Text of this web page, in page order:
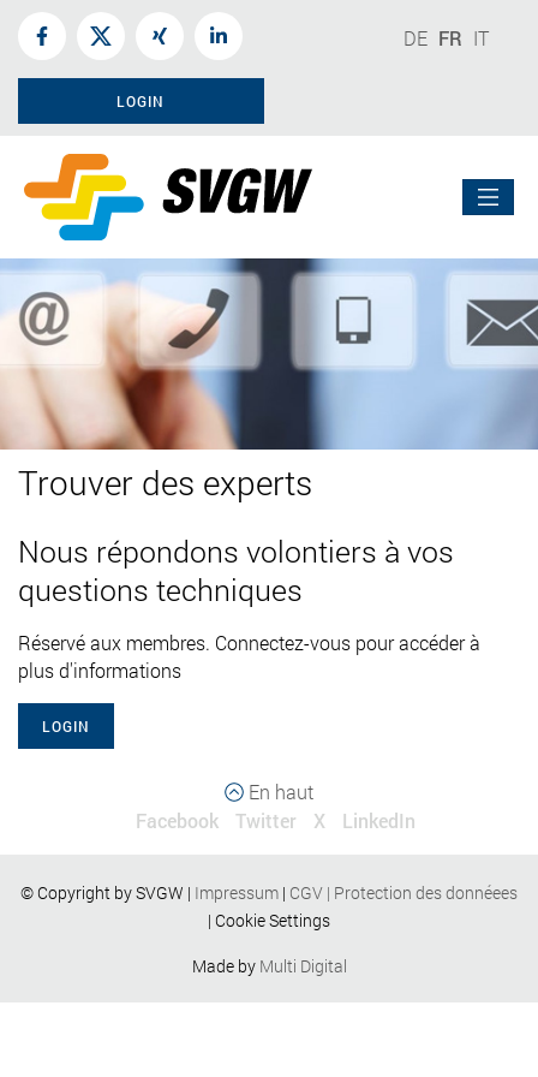
DE FR IT
LOGIN
Trouver des experts
Nous répondons volontiers à vos
questions techniques
Réservé aux membres. Connectez-vous pour accéder à
plus d'informations
LOGIN
En haut
Facebook
Twitter X LinkedIn
© Copyright by SVGW | Impressum | CGV | Protection des donnéees
| Cookie Settings
Made by Multi Digital